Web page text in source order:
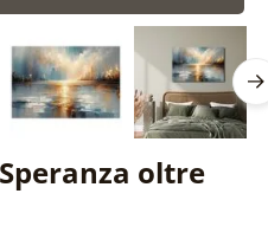
oltre